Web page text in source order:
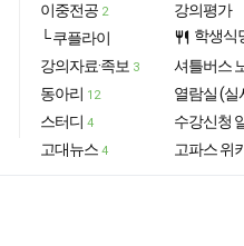
이중전공 2
└ 쿠플라이
강의자료·족보 3
동아리 12
스터디 4
고대뉴스 4
강의평가
restaurant 학생식
셔틀버스
열람실 (실
수강신청
고파스 위